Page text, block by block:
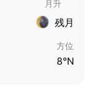
残月
方位
8°N